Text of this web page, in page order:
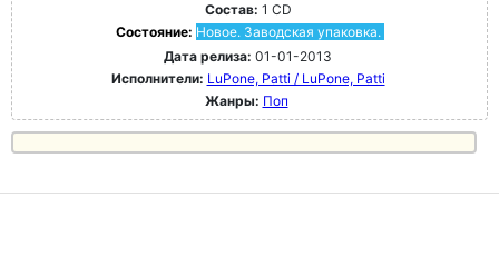
Состав: 1 CD
Состояние: Новое. Заводская упаковка.
Дата релиза: 01-01-2013
Исполнители: LuPone, Patti / LuPone, Patti
Жанры: Поп